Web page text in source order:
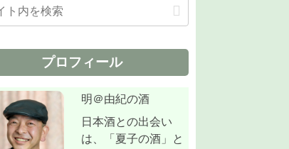
プロフィール
明＠由紀の酒
日本酒との出会い
は、「夏子の酒」と